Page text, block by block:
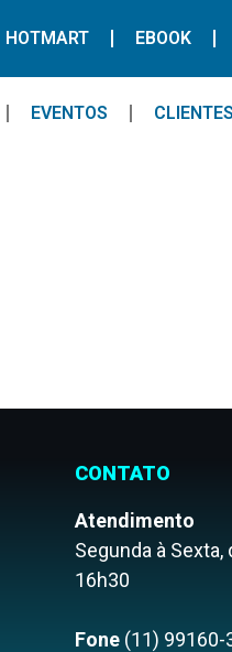
HOTMART EBOOK
EVENTOS CLIENTES
CONTATO
Atendimento
Segunda à Sexta,
16h30
Fone (11) 99160-